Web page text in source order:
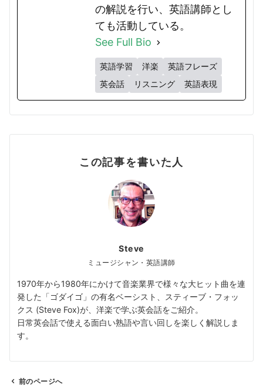
の解説を行い、英語講師とし
ても活動している。
See Full Bio
英語学習 洋楽
英語フレーズ
英会話
リスニング 英語表現
この記事を書いた人
Steve
ミュージシャン・英語講師
1970年から1980年にかけて音楽業界で様々な大ヒット曲を連
発した「ゴダイゴ」の有名ベーシスト、スティーブ・フォッ
クス (Steve Fox)が、洋楽で学ぶ英会話をご紹介。
日常英会話で使える面白い熟語や言い回しを楽しく解説しま
す。
前のページへ